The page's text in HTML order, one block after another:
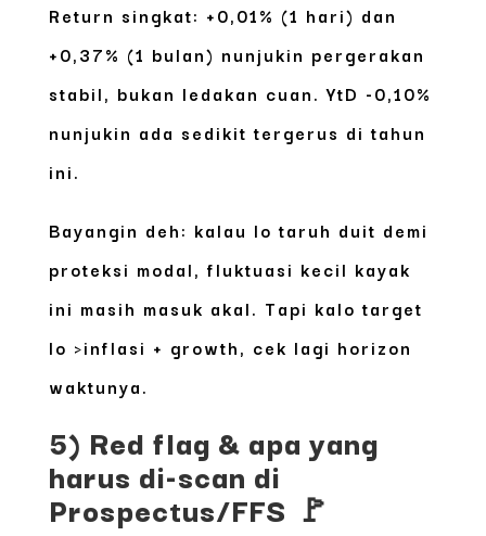
Return singkat: +0,01% (1 hari) dan
+0,37% (1 bulan) nunjukin pergerakan
stabil, bukan ledakan cuan. YtD -0,10%
nunjukin ada sedikit tergerus di tahun
ini.
Bayangin deh: kalau lo taruh duit demi
proteksi modal, fluktuasi kecil kayak
ini masih masuk akal. Tapi kalo target
lo >inflasi + growth, cek lagi horizon
waktunya.
5) Red flag & apa yang
harus di-scan di
Prospectus/FFS 🚩